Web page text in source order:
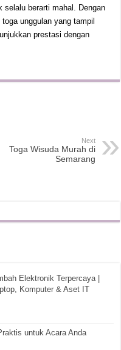
selalu berarti mahal. Dengan
unggulan yang tampil
prestasi dengan
Next
Toga Wisuda Murah di
Semarang
Elektronik Terpercaya |
Komputer & Aset IT
untuk Acara Anda